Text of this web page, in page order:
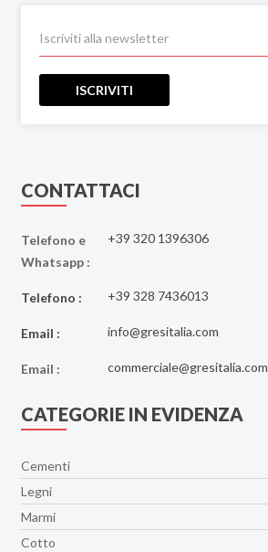
ISCRIVITI
CONTATTACI
Telefono e
Whatsapp :
+39 320 1396306
Telefono : +39 328 7436013
Email : info@gresitalia.com
Email : commerciale@gresitalia.com
CATEGORIE IN EVIDENZA
Cementi
Legni
Marmi
Cotto